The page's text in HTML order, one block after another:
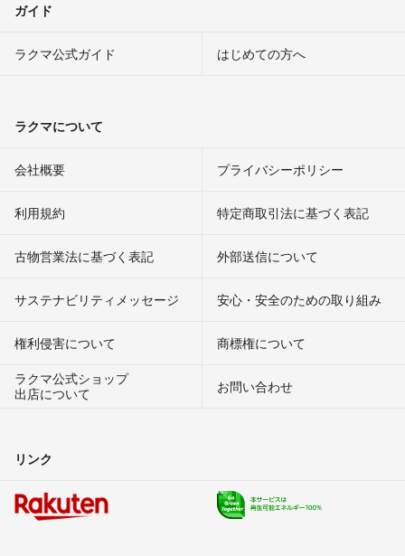
ガイド
ラクマ公式ガイド はじめての方へ
ラクマについて
会社概要 プライバシーポリシー
利用規約 特定商取引法に基づく表記
古物営業法に基づく表記 外部送信について
サステナビリティメッセージ 安心・安全のための取り組み
権利侵害について
商標権について
ラクマ公式ショップ
出店について
お問い合わせ
リンク